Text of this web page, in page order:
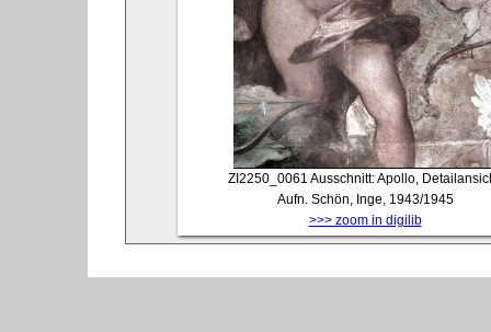
ZI2250_0061 Ausschnitt: Apollo,
Aufn. Schön, Inge, 1943/1945
>>> zoom in digilib